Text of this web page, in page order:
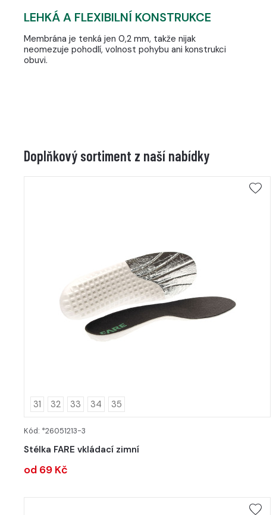
LEHKÁ A FLEXIBILNÍ KONSTRUKCE
Membrána je tenká jen 0,2 mm, takže nijak
neomezuje pohodlí, volnost pohybu ani konstrukci
obuvi.
Doplňkový sortiment z naší nabídky
31 32 33 34 35
Kód: *26051213-3
Stélka FARE vkládací zimní
od 69 Kč